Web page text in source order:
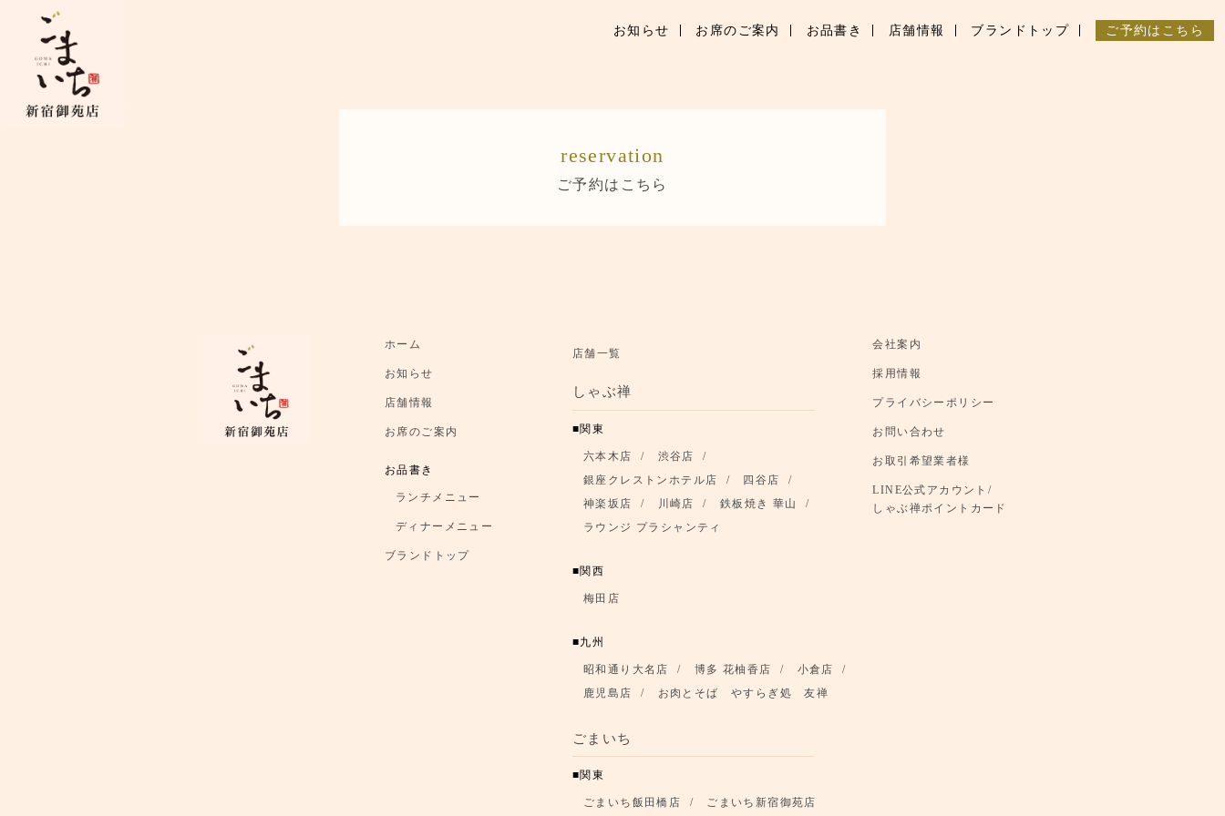
お知らせ お席のご案内 お品書き 店舗情報 ブランドトップ ご予約はこちら
reservation
ご予約はこちら
ホーム
お知らせ
店舗情報
お席のご案内
お品書き
ランチメニュー
ディナーメニュー
ブランドトップ
店舗一覧
しゃぶ禅
関東
六本木店
渋谷店
銀座クレストンホテル店
四谷店
神楽坂店
川崎店
鉄板焼き 華山
ラウンジ プラシャンティ
関西
梅田店
九州
昭和通り大名店 博多 花柚香店
小倉店
鹿児島店
お肉とそば やすらぎ処 友禅
ごまいち
関東
ごまいち飯田橋店 ごまいち新宿御苑店
会社案内
採用情報
プライバシーポリシー
お問い合わせ
お取引希望業者様
LINE公式アカウント/
しゃぶ禅ポイントカード